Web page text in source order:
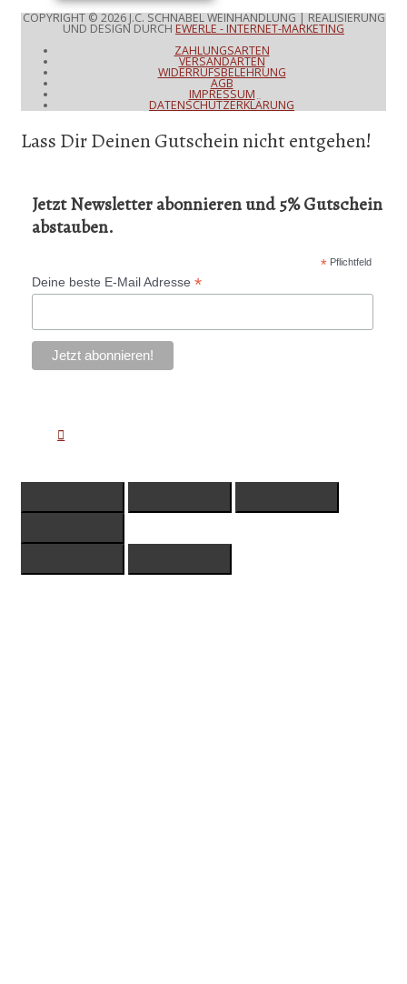
COPYRIGHT © 2026J.C. SCHNABEL WEINHANDLUNG| REALISIERUNG
UND DESIGN DURCH EWERLE - INTERNET-MARKETING
ZAHLUNGSARTEN
VERSANDARTEN
WIDERRUFSBELEHRUNG
AGB
IMPRESSUM
DATENSCHUTZERKLÄRUNG
Lass Dir Deinen Gutschein nicht entgehen!
Jetzt Newsletter abonnieren und 5% Gutschein
abstauben.
* Pflichtfeld
Deine beste E-Mail Adresse*